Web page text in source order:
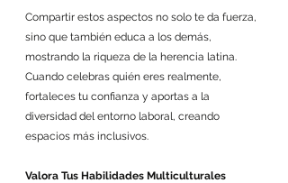
Compartir estos aspectos no solo te da fuerza,
sino que también educa a los demás,
mostrando la riqueza de la herencia latina.
Cuando celebras quién eres realmente,
fortaleces tu confianza y aportas a la
diversidad del entorno laboral, creando
espacios más inclusivos.
Valora Tus Habilidades Multiculturales